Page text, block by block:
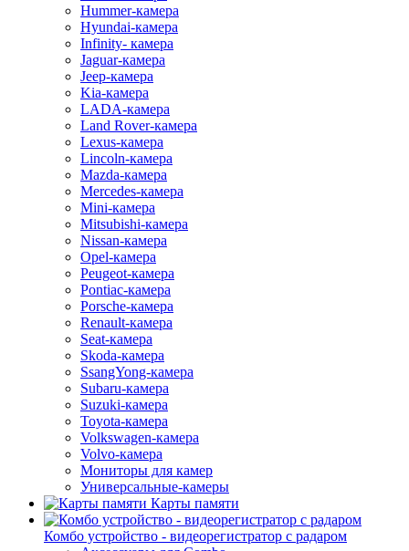
Hummer-камера
Hyundai-камера
Infinity- камера
Jaguar-камера
Jeep-камера
Kia-камера
LADA-камера
Land Rover-камера
Lexus-камера
Lincoln-камера
Mazda-камера
Mercedes-камера
Mini-камера
Mitsubishi-камера
Nissan-камера
Opel-камера
Peugeot-камера
Pontiac-камера
Porsche-камера
Renault-камера
Seat-камера
Skoda-камера
SsangYong-камера
Subaru-камера
Suzuki-камера
Toyota-камера
Volkswagen-камера
Volvo-камера
Мониторы для камер
Универсальные-камеры
Карты памяти
Комбо устройство - видеорегистратор с радаром